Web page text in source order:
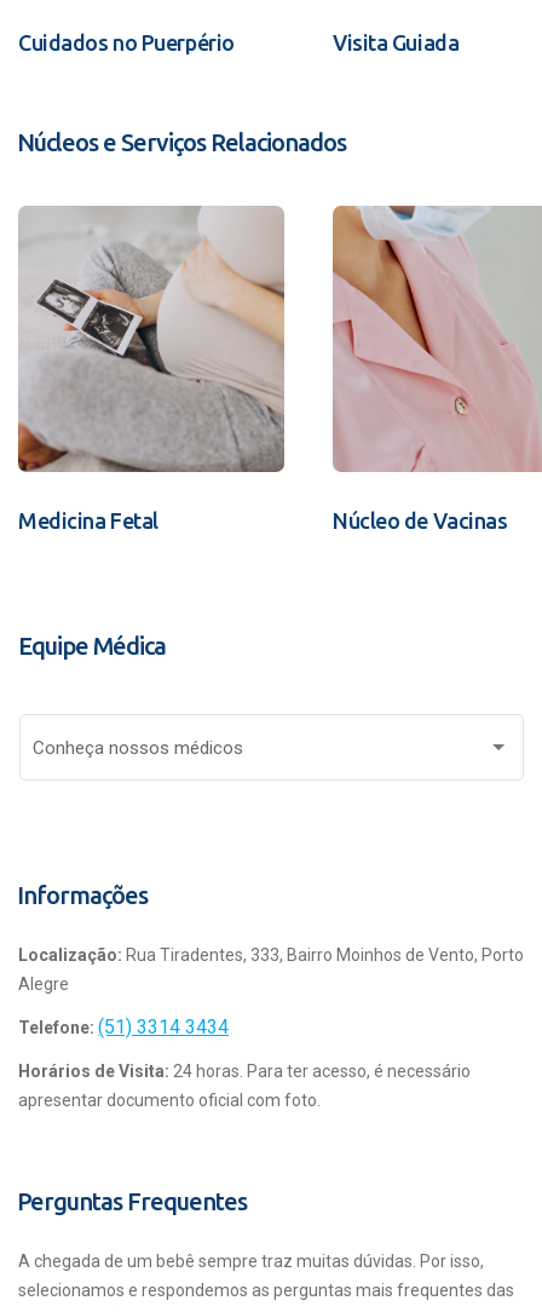
Cuidados no Puerpério Visita Guiada
Núcleos e Serviços Relacionados
Medicina Fetal Núcleo de Vacinas
Equipe Médica
Conheça nossos médicos
Informações
Localização: Rua Tiradentes, 333, Bairro Moinhos de Vento, Porto
Alegre
Telefone: (51) 3314 3434
Horários de Visita: 24 horas. Para ter acesso, é necessário
apresentar documento oficial com foto.
Perguntas Frequentes
A chegada de um bebê sempre traz muitas dúvidas. Por isso,
selecionamos e respondemos as perguntas mais frequentes das